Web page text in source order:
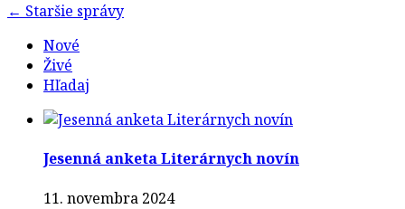
← Staršie správy
Nové
Živé
Hľadaj
Jesenná anketa Literárnych novín
11. novembra 2024